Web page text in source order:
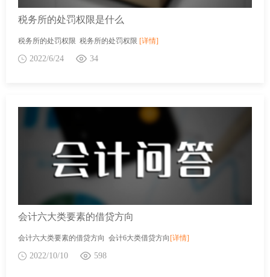
税务所的处罚权限是什么
税务所的处罚权限 税务所的处罚权限 [详情]
2022/6/24 34
会计六大类要素的借贷方向
会计六大类要素的借贷方向 会计6大类借贷方向 [详情]
2022/10/10 598